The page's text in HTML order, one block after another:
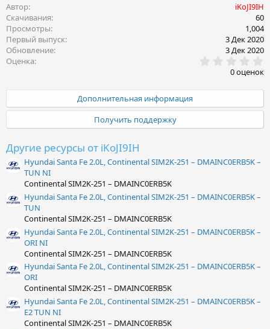
Автор
iKoJI9IH
Скачивания
60
Просмотры
1,004
Первый выпуск
3 Дек 2020
Обновление
3 Дек 2020
Оценка
.
0
0
в
ё
0 оценок
Дополнительная информация
Получить поддержку
Другие ресурсы от iKoJI9IH
Hyundai Santa Fe 2.0L, Continental SIM2K-251 – DMAINC0ERB5K –
TUN NI
Continental SIM2K-251 – DMAINC0ERB5K
Hyundai Santa Fe 2.0L, Continental SIM2K-251 – DMAINC0ERB5K –
TUN
Continental SIM2K-251 – DMAINC0ERB5K
Hyundai Santa Fe 2.0L, Continental SIM2K-251 – DMAINC0ERB5K –
ORI NI
Continental SIM2K-251 – DMAINC0ERB5K
Hyundai Santa Fe 2.0L, Continental SIM2K-251 – DMAINC0ERB5K –
ORI
Continental SIM2K-251 – DMAINC0ERB5K
Hyundai Santa Fe 2.0L, Continental SIM2K-251 – DMAINC0ERB5K –
E2 TUN NI
Continental SIM2K-251 – DMAINC0ERB5K